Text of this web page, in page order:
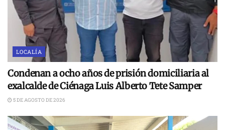
LOCALÍA
Condenan a ocho años de prisión domiciliaria al
exalcalde de Ciénaga Luis Alberto Tete Samper
5 DE AGOSTO DE 2026